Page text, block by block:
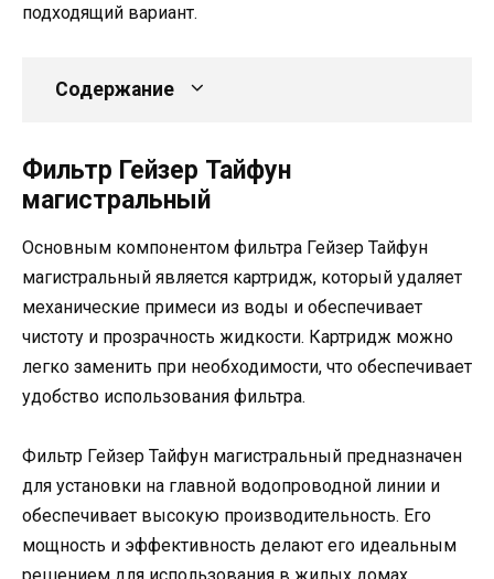
подходящий вариант.
Содержание
Фильтр Гейзер Тайфун
магистральный
Основным компонентом фильтра Гейзер Тайфун
магистральный является картридж, который удаляет
механические примеси из воды и обеспечивает
чистоту и прозрачность жидкости. Картридж можно
легко заменить при необходимости, что обеспечивает
удобство использования фильтра.
Фильтр Гейзер Тайфун магистральный предназначен
для установки на главной водопроводной линии и
обеспечивает высокую производительность. Его
мощность и эффективность делают его идеальным